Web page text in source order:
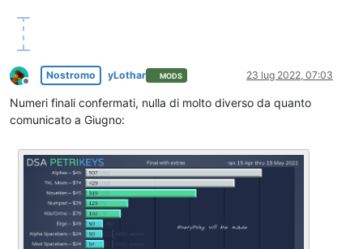
Non in linea
Nostromo yLothar MODS 23 lug 2022, 07:03
Numeri finali confermati, nulla di molto diverso da quanto
comunicato a Giugno: